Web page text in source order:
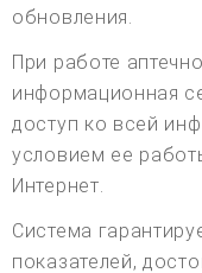
обновления.
При работе
информационная
доступ ко всей
условием ее
Интернет.
Система
показателей,